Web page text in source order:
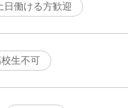
日働ける方歓迎
生不可